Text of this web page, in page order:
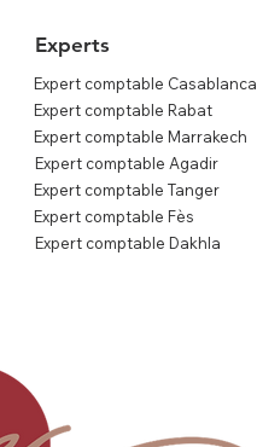
Experts
Expert comptable Casablanca
Expert comptable Rabat
Expert comptable Marrakech
Expert comptable Agadir
Expert comptable Tanger
Expert comptable Fès
Expert comptable Dakhla